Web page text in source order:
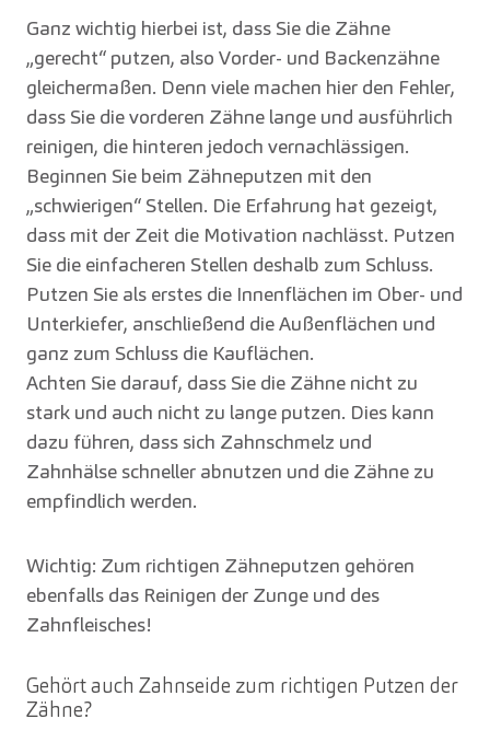
Ganz wichtig hierbei ist, dass Sie die Zähne
„gerecht“ putzen, also Vorder- und Backenzähne
gleichermaßen. Denn viele machen hier den Fehler,
dass Sie die vorderen Zähne lange und ausführlich
reinigen, die hinteren jedoch vernachlässigen.
Beginnen Sie beim Zähneputzen mit den
„schwierigen“ Stellen. Die Erfahrung hat gezeigt,
dass mit der Zeit die Motivation nachlässt. Putzen
Sie die einfacheren Stellen deshalb zum Schluss.
Putzen Sie als erstes die Innenflächen im Ober- und
Unterkiefer, anschließend die Außenflächen und
ganz zum Schluss die Kauflächen.
Achten Sie darauf, dass Sie die Zähne nicht zu
stark und auch nicht zu lange putzen. Dies kann
dazu führen, dass sich Zahnschmelz und
Zahnhälse schneller abnutzen und die Zähne zu
empfindlich werden.
Wichtig: Zum richtigen Zähneputzen gehören
ebenfalls das Reinigen der Zunge und des
Zahnfleisches!
Gehört auch Zahnseide zum richtigen Putzen der
Zähne?